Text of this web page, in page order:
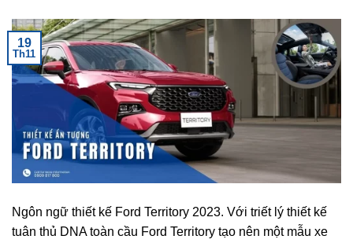
19
Th11
Ngôn ngữ thiết kế Ford Territory 2023. Với triết lý thiết kế
tuân thủ DNA toàn cầu Ford Territory tạo nên một mẫu xe